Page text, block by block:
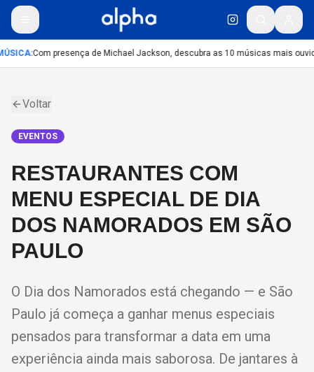
:Com presença de Michael Jackson, descubra as 10 músicas mais
Voltar
EVENTOS
RESTAURANTES COM
MENU ESPECIAL DE DIA
DOS NAMORADOS EM SÃO
PAULO
O Dia dos Namorados está chegando — e São
Paulo já começa a ganhar menus especiais
pensados para transformar a data em uma
experiência ainda mais saborosa. De jantares à